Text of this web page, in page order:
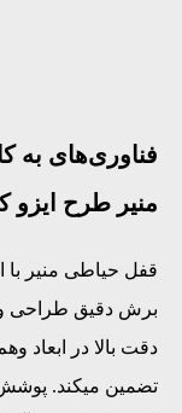
فناوری‌های به
منیر طرح ایزو
برش دقیق طراحی و
دقت بالا در ابعاد
تضمین میکند. پوشش